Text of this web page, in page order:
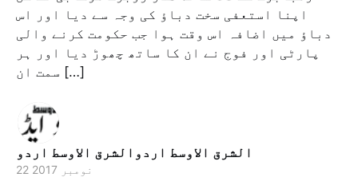
اپنا استعفی سخت دباؤ کی وجہ سے دیا اور اس
دباؤ میں اضافہ اس وقت ہوا جب حکومت کرنے والی
پارٹی اور فوج نے ان کا ساتھ چھوڑ دیا اور ہر
سمت ان […]
الشرق الاوسط اردوالشرق الاوسط اردو
22 نومبر 2017